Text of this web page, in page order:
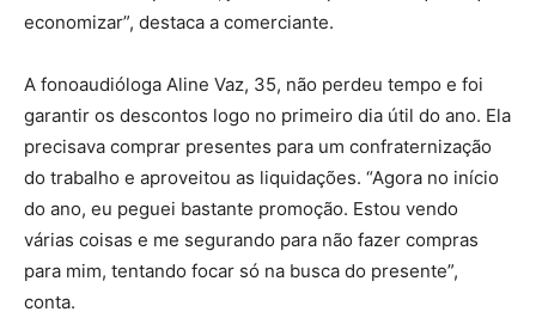
economizar”, destaca a comerciante.
A fonoaudióloga Aline Vaz, 35, não perdeu tempo e foi
garantir os descontos logo no primeiro dia útil do ano. Ela
precisava comprar presentes para um confraternização
do trabalho e aproveitou as liquidações. “Agora no início
do ano, eu peguei bastante promoção. Estou vendo
várias coisas e me segurando para não fazer compras
para mim, tentando focar só na busca do presente”,
conta.